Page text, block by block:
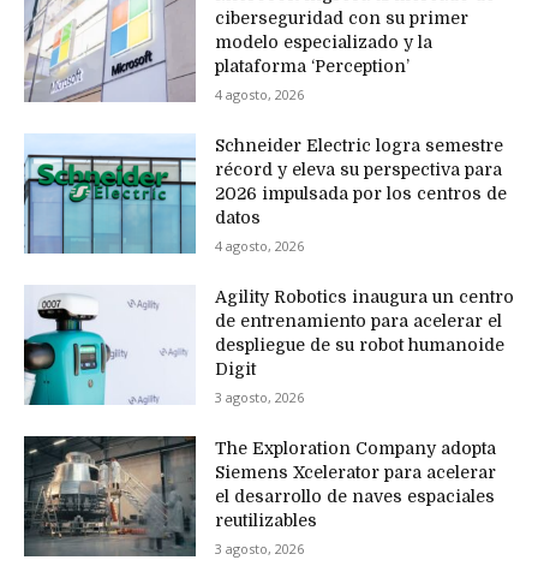
ciberseguridad con su primer
modelo especializado y la
plataforma ‘Perception’
4 agosto, 2026
Schneider Electric logra semestre
récord y eleva su perspectiva para
2026 impulsada por los centros de
datos
4 agosto, 2026
Agility Robotics inaugura un centro
de entrenamiento para acelerar el
despliegue de su robot humanoide
Digit
3 agosto, 2026
The Exploration Company adopta
Siemens Xcelerator para acelerar
el desarrollo de naves espaciales
reutilizables
3 agosto, 2026